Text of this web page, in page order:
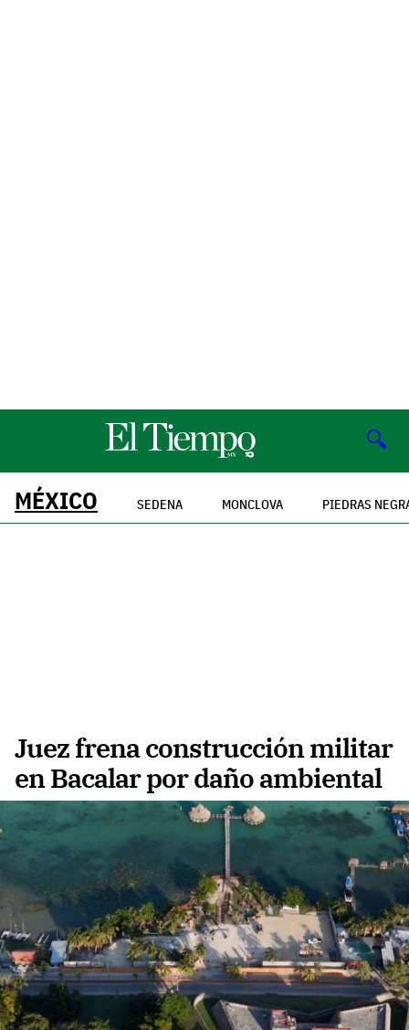
🔍
MÉXICO SEDENA MONCLOVA PIEDRAS
Juez frena construcción militar
en Bacalar por daño ambiental